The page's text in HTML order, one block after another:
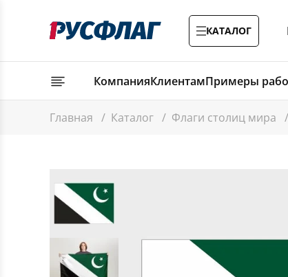
КАТАЛОГ
КомпанияКлиентамПримеры
Главная / Каталог / Флаги столиц мира /